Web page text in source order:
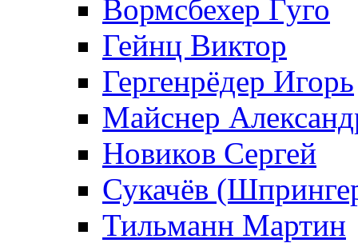
Вормсбехер Гуго
Гейнц Виктор
Гергенрёдер Игорь
Майснер
Новиков Сергей
Сукачёв
Тильманн Мартин